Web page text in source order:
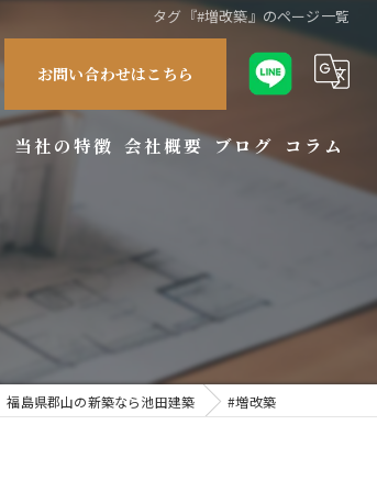
タグ『#増改築』のページ一覧
お問い合わせはこちら
当社の特徴 会社概要 ブログ コラム
福島県郡山の新築なら池田建築 #増改築